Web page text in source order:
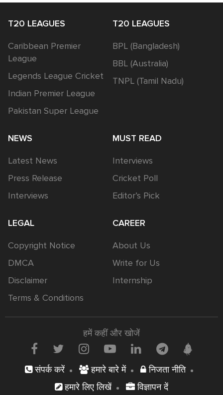
T20 LEAGUES
Caribbean Premier
League
Legends League Cricket
Indian Premier League
Pakistan Super League
T20 LEAGUES
BPL (Bangladesh)
BBL (Australia)
TNPL (Tamil Nadu)
NEWS
Latest News
Press Release
Interviews
MUST READ
Interviews
Cricket Poll
Editor’s Pick
LEGAL
Copyright Notice
DMCA
Disclaimer
Terms & Conditions
CAREER
About Us
Write for Us
Internship
हमें कहीं और खोजें
संपर्क करें हमारे बारे में
निजता नीति
हमारे लिए लिखें
विज्ञापन दें